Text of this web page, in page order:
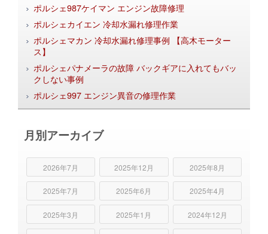
ポルシェ987ケイマン エンジン故障修理
ポルシェカイエン 冷却水漏れ修理作業
ポルシェマカン 冷却水漏れ修理事例 【高木モーター
ス】
ポルシェパナメーラの故障 バックギアに入れてもバッ
クしない事例
ポルシェ997 エンジン異音の修理作業
月別アーカイブ
2026年7月 2025年12月 2025年8月
2025年7月 2025年6月 2025年4月
2025年3月 2025年1月 2024年12月